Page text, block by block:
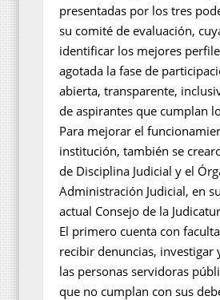
presentadas por los tres
su comité de evaluación,
identificar los mejores
agotada la fase de
abierta, transparente,
de aspirantes que cumplan
Para mejorar el
institución, también se
de Disciplina Judicial y el
Administración Judicial, en
actual Consejo de la
El primero cuenta con
recibir denuncias, investigar
las personas servidoras
que no cumplan con sus